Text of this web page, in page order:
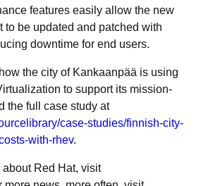
features easily allow the new
to be updated and patched with
downtime for end users.
the city of Kankaanpää is using
to support its mission-
the full case study at
case-studies/finnish-city-
with-rhev.
Red Hat, visit